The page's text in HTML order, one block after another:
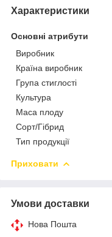
Характеристики
Основні атрибути
Виробник
Країна виробник
Група стиглості
Культура
Маса плоду
Сорт/Гібрид
Тип продукції
Приховати
Умови доставки
Нова Пошта